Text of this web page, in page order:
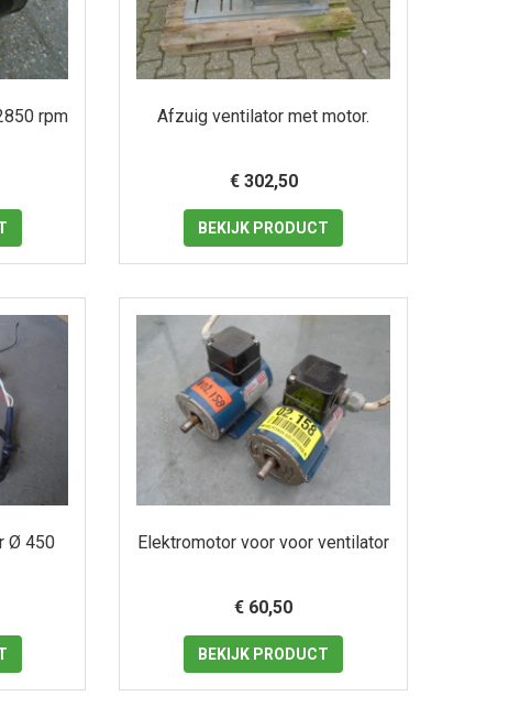
rpm Afzuig ventilator met motor.
€ 302,50
BEKIJK PRODUCT
Ø 450 Elektromotor voor voor ventilator
€ 60,50
BEKIJK PRODUCT